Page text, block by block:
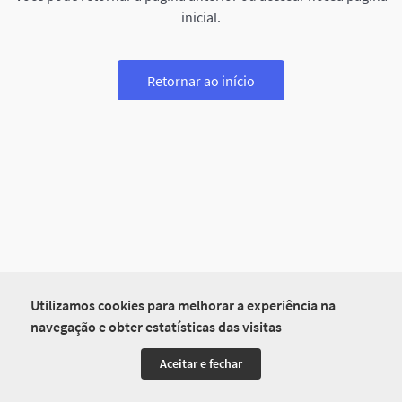
Utilizamos cookies para melhorar a experiência na
navegação e obter estatísticas das visitas
Aceitar e fechar
inicial.
Retornar ao início